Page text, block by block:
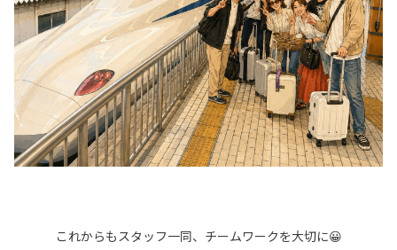
これからもスタッフ一同、チームワークを大切に😀